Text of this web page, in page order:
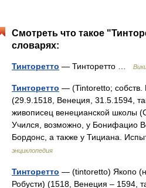
Смотреть что такое
словарях:
Тинторетто — Тинторетто …
Тинторетто — (Tintoretto;
(29.9.1518, Венеция, 31.5.1594,
живописец венецианской школы
Учился, возможно, у Бонифацио
Бордонс, а также у Тициана.
энциклопедия
Тинторетто — (tintoretto) Якопо
Робусти) (1518, Венеция – 1594,